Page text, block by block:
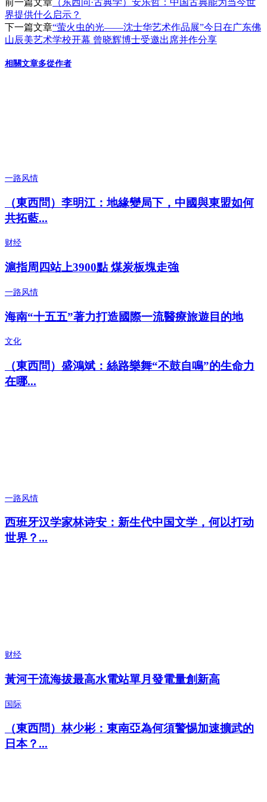
界提供什么启示？
下一篇文章“萤火虫的光——沈士华艺术作品展”今日在广东佛
山辰美艺术学校开幕 曾晓辉博士受邀出席并作分享
相關文章多從作者
一路风情
（東西問）李明江：地緣變局下，中國與東盟如何
共拓藍...
财经
滬指周四站上3900點 煤炭板塊走強
一路风情
海南“十五五”著力打造國際一流醫療旅遊目的地
文化
（東西問）盛鴻斌：絲路樂舞“不鼓自鳴”的生命力
在哪...
一路风情
西班牙汉学家林诗安：新生代中国文学，何以打动
世界？...
财经
黃河干流海拔最高水電站單月發電量創新高
国际
（東西問）林少彬：東南亞為何須警惕加速擴武的
日本？...